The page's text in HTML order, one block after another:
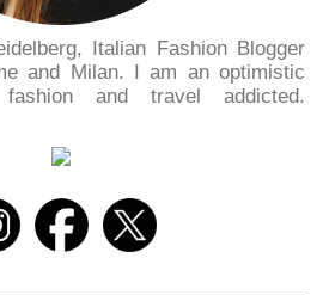
Italian Fashion Blogger
and Milan. I am an optimistic
and travel addicted.